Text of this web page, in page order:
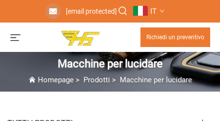
[email protected] IT
Richiedi un preventivo
Macchine per lucidare
Homepage> Prodotti > Macchine per lucidare